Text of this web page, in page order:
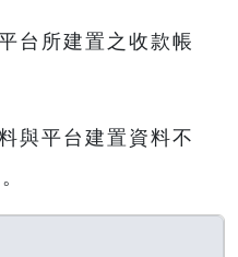
台所建置之收款帳
與平台建置資料不